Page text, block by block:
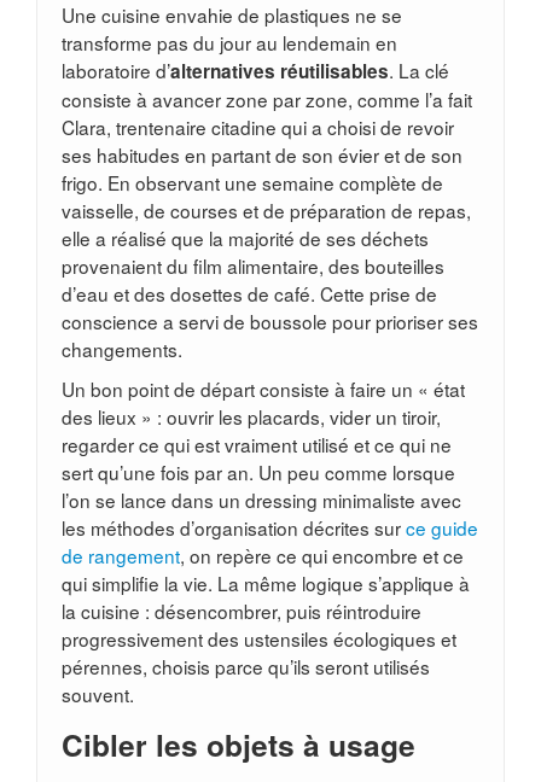
Une cuisine envahie de plastiques ne se
transforme pas du jour au lendemain en
laboratoire d’alternatives réutilisables. La clé
consiste à avancer zone par zone, comme l’a fait
Clara, trentenaire citadine qui a choisi de revoir
ses habitudes en partant de son évier et de son
frigo. En observant une semaine complète de
vaisselle, de courses et de préparation de repas,
elle a réalisé que la majorité de ses déchets
provenaient du film alimentaire, des bouteilles
d’eau et des dosettes de café. Cette prise de
conscience a servi de boussole pour prioriser ses
changements.
Un bon point de départ consiste à faire un « état
des lieux » : ouvrir les placards, vider un tiroir,
regarder ce qui est vraiment utilisé et ce qui ne
sert qu’une fois par an. Un peu comme lorsque
l’on se lance dans un dressing minimaliste avec
les méthodes d’organisation décrites surce guide
de rangement, on repère ce qui encombre et ce
qui simplifie la vie. La même logique s’applique à
la cuisine : désencombrer, puis réintroduire
progressivement des ustensiles écologiques et
pérennes, choisis parce qu’ils seront utilisés
souvent.
Cibler les objets à usage